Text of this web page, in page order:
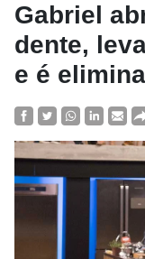
Gabriel
dente,
e é